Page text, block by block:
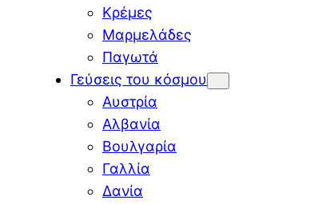
Κρέμες
Μαρμελάδες
Παγωτά
Γεύσεις του κόσμου
Αυστρία
Αλβανία
Βουλγαρία
Γαλλία
Δανία